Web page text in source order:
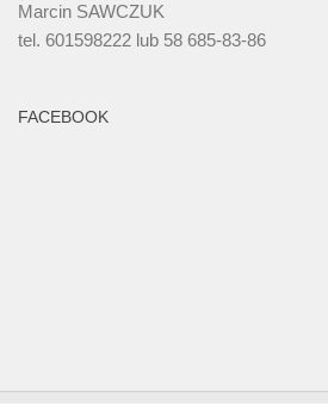
Marcin SAWCZUK
tel. 601598222 lub 58 685-83-86
FACEBOOK